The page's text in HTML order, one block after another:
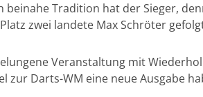
beinahe Tradition hat der Sieger,
zwei landete Max Schröter
Veranstaltung mit
zur Darts-WM eine neue Ausgabe